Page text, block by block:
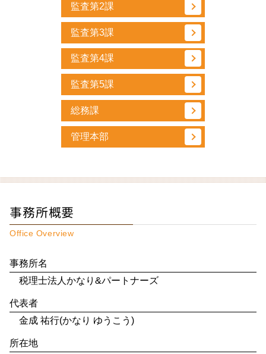
監査第2課
監査第3課
監査第4課
監査第5課
総務課
管理本部
事務所概要
Office Overview
事務所名
税理士法人かなり&パートナーズ
代表者
金成 祐行(かなり ゆうこう)
所在地